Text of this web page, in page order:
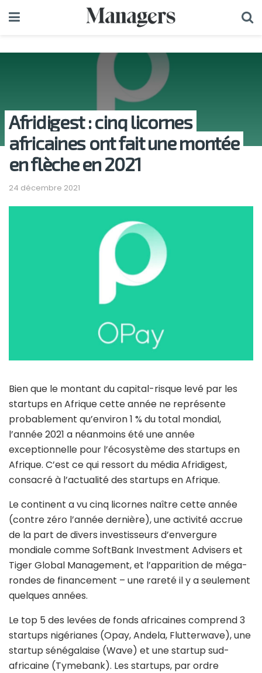
Afridigest : cinq licornes
africaines ont fait une montée
en flèche en 2021
24 décembre 2021
Bien que le montant du capital-risque levé par les
startups en Afrique cette année ne représente
probablement qu’environ 1 % du total mondial,
l’année 2021 a néanmoins été une année
exceptionnelle pour l’écosystème des startups en
Afrique. C’est ce qui ressort du média Afridigest,
consacré à l’actualité des startups en Afrique.
Le continent a vu cinq licornes naître cette année
(contre zéro l’année dernière), une activité accrue
de la part de divers investisseurs d’envergure
mondiale comme SoftBank Investment Advisers et
Tiger Global Management, et l’apparition de méga-
rondes de financement – une rareté il y a seulement
quelques années.
Le top 5 des levées de fonds africaines comprend 3
startups nigérianes (Opay, Andela, Flutterwave), une
startup sénégalaise (Wave) et une startup sud-
africaine (Tymebank). Les startups, par ordre